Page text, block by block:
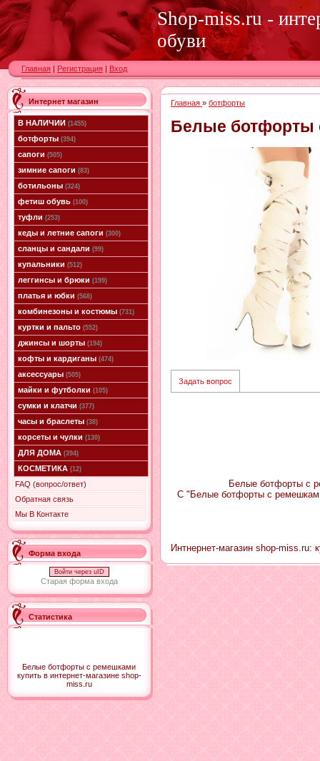
Shop-miss.ru -
обуви
Главная | Регистрация | Вход
Интернет магазин
В НАЛИЧИИ (1455)
ботфорты (394)
сапоги (505)
зимние сапоги (83)
ботильоны (324)
фетиш обувь (100)
туфли (253)
кеды и летние сапоги (300)
сланцы и сандали (99)
купальники (512)
леггинсы и брюки (199)
платья и юбки (568)
комбинезоны и костюмы (731)
куртки и пальто (552)
джинсы и шорты (194)
кофты и кардиганы (474)
аксессуары (505)
майки и футболки (105)
сумки и клатчи (377)
часы и браслеты (38)
корсеты и чулки (130)
ДЛЯ ДОМА (394)
КОСМЕТИКА (12)
FAQ (вопрос/ответ)
Обратная связь
Мы В Контакте
Форма входа
Войти через uID
Старая форма входа
Статистика
Белые ботфорты с ремешками
купить в интернет-магазине shop-
miss.ru
Главная » ботфорты
Белые ботфорты
Задать вопрос
Белые ботфорты с
С "Белые ботфорты с
Интнернет-магазин shop-miss.ru: